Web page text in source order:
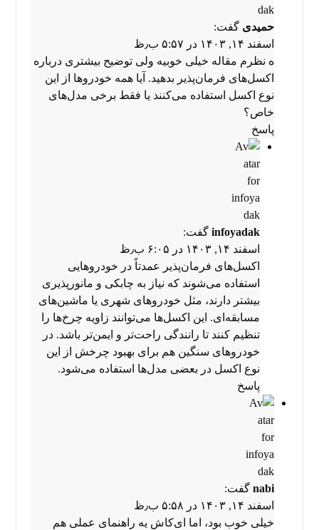
حمیدی گفت:
اسفند ۱۴, ۱۴۰۳ در ۵:۵۷ ب٫ظ
ه نظرم مقاله خیلی خوبیه ولی توضیح بیشتری درباره
اکسل‌های فرمان‌پذیر بدهید. آیا همه خودروها از این
نوع اکسل استفاده می‌کنند یا فقط برخی مدل‌های
خاص؟
پاسخ
infoyadak گفت:
اسفند ۱۴, ۱۴۰۳ در ۶:۰۵ ب٫ظ
اکسل‌های فرمان‌پذیر عمدتاً در خودروهایی
استفاده می‌شوند که نیاز به چابکی و مانورپذیری
بیشتر دارند، مثل خودروهای شهری یا ماشین‌های
مسابقه‌ای. این اکسل‌ها می‌توانند زاویه چرخ‌ها را
تنظیم کنند تا رانندگی راحت‌تر و ایمن‌تر باشد. در
خودروهای سنگین هم برای بهبود چرخش از این
نوع اکسل در بعضی مدل‌ها استفاده می‌شود.
پاسخ
nabi گفت:
اسفند ۱۴, ۱۴۰۳ در ۵:۵۸ ب٫ظ
خیلی خوب بود، اما ای‌کاش یه راهنمای عملی هم